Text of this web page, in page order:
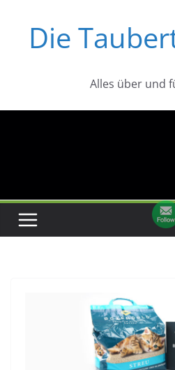
springenDie
Alles über und